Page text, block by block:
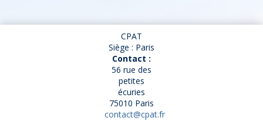
CPAT
Siège : Paris
Contact :
56 rue des
petites
écuries
75010 Paris
contact@cpat.fr